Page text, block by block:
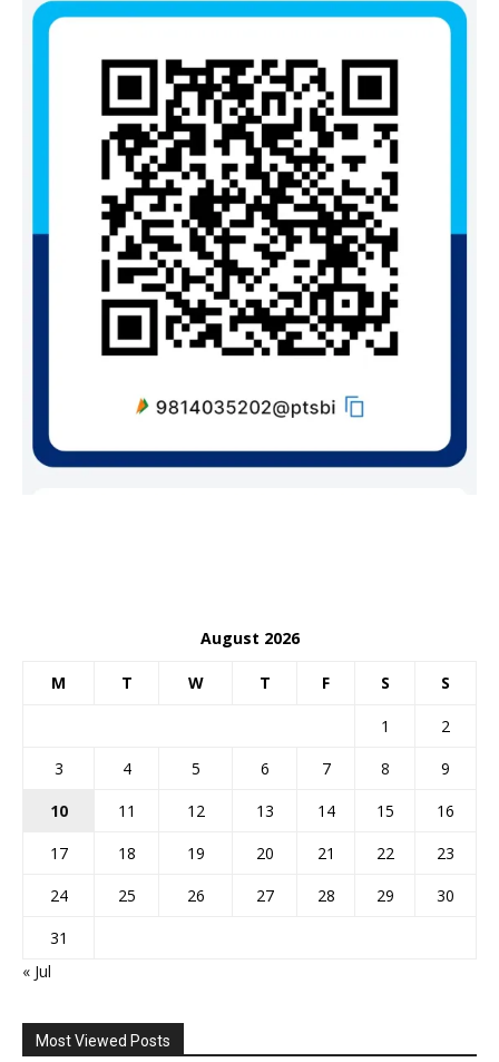
August 2026
M T W T F S S
1
2
3
4 5 6 7 8
9
10
11 12 13 14 15
16
17
18 19 20 21 22
23
24
25 26 27 28 29
30
31
« Jul
Most Viewed Posts